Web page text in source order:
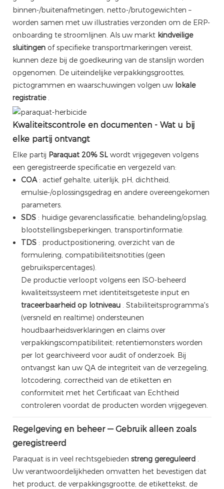
binnen-/buitenafmetingen, netto-/brutogewichten –
worden samen met uw illustraties verzonden om de ERP-
onboarding te stroomlijnen. Als uw markt kindveilige
sluitingen of specifieke transportmarkeringen vereist,
kunnen deze bij de goedkeuring van de stanslijn worden
opgenomen. De uiteindelijke verpakkingsgroottes,
pictogrammen en waarschuwingen volgen uw lokale
registratie.
Kwaliteitscontrole en documenten - Wat u bij
elke partij ontvangt
Elke partij Paraquat 20% SL wordt vrijgegeven volgens
een geregistreerde specificatie en vergezeld van:
COA: actief gehalte, uiterlijk, pH, dichtheid,
emulsie-/oplossingsgedrag en andere overeengekomen
parameters.
SDS: huidige gevarenclassificatie, behandeling/opslag,
blootstellingsbeperkingen, transportinformatie.
TDS: productpositionering, overzicht van de
formulering, compatibiliteitsnotities (geen
gebruikspercentages).
De productie verloopt volgens een ISO-beheerd
kwaliteitssysteem met identiteitsgeteste input en
traceerbaarheid op lotniveau. Stabiliteitsprogramma's
(versneld en realtime) ondersteunen
houdbaarheidsverklaringen en claims over
verpakkingscompatibiliteit; retentiemonsters worden
per lot gearchiveerd voor audit of onderzoek. Bij
ontvangst kan uw QA de integriteit van de verzegeling,
lotcodering, correctheid van de etiketten en
conformiteit met het Certificaat van Echtheid
controleren voordat de producten worden vrijgegeven.
Regelgeving en beheer — Gebruik alleen zoals
geregistreerd
Paraquat is in veel rechtsgebieden streng gereguleerd
Uw verantwoordelijkheden omvatten het bevestigen dat
het product, de verpakkingsgrootte, de etikettekst, de